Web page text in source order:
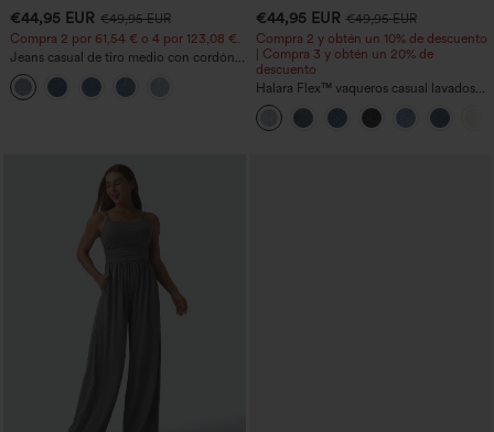
€44,95 EUR €49,95 EUR
Compra 2 por 61,54 € o 4 por 123,08 €.
Jeans casual de tiro medio con cordón y
bolsillos
€44,95 EUR €49,95 EUR
Compra 2 y obtén un 10% de descuento
| Compra 3 y obtén un 20% de
descuento
Halara Flex™ vaqueros casual lavados
asimétricos de tiro bajo con bolsillos
con cremallera, corte baggy y pierna
ancha